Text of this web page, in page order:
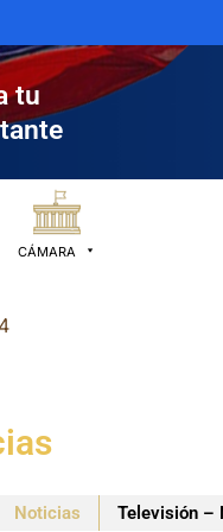
tu
CÁMARA
Noticias Televisión –